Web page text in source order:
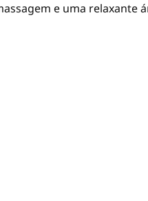
e uma relaxante